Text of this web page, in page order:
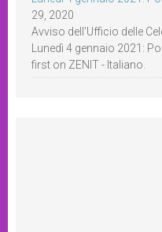
29, 2020
Avviso dell’Ufficio delle
Lunedì 4 gennaio 2021:
first on ZENIT - Italiano.